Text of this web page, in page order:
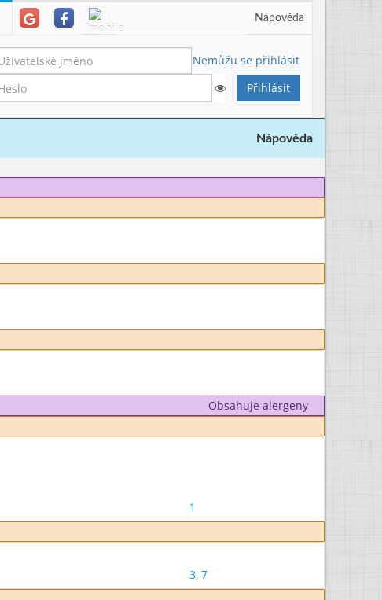
Nápověda
Nemůžu se přihlásit
Nápověda
Obsahuje alergeny
1
3, 7